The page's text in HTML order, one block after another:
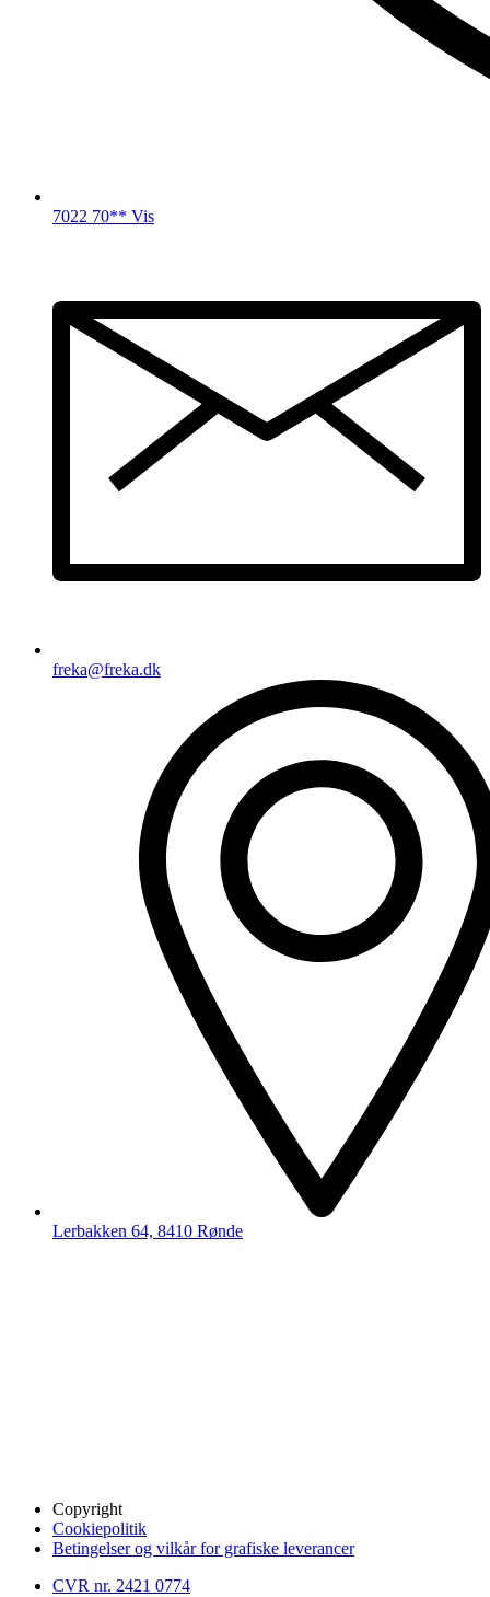
7022 70** Vis
freka@freka.dk
Lerbakken 64, 8410 Rønde
Copyright
Cookiepolitik
Betingelser og vilkår for grafiske leverancer
CVR nr. 2421 0774